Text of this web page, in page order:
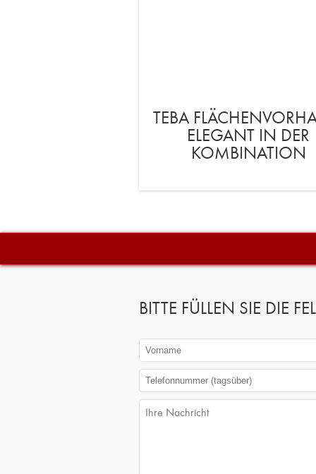
TEBA
ELEGANT IN DER
KOMBINATION
BITTE FÜLLEN SIE DIE